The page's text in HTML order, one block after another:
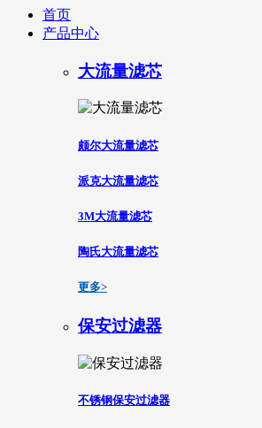
首页
产品中心
大流量滤芯
颇尔大流量滤芯
派克大流量滤芯
3M大流量滤芯
陶氏大流量滤芯
更多>
保安过滤器
不锈钢保安过滤器